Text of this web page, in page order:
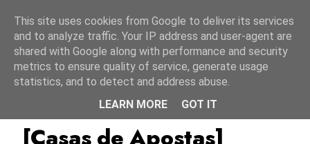
Casas De Apostas ESC2024
This site uses cookies from Google to deliver its services
and to analyze traffic. Your IP address and user-agent are
shared with Google along with performance and security
metrics to ensure quality of service, generate usage
statistics, and to detect and address abuse.
LEARN MORE
GOT IT